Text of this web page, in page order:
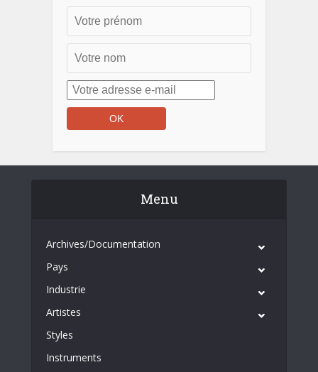
Menu
Archives/Documentation
Pays
Industrie
Artistes
Styles
Instruments